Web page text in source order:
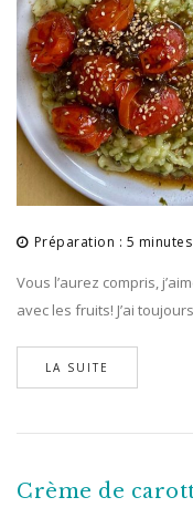
Préparation : 5 minutes
Vous l’aurez compris,
avec les fruits! J’ai
LA SUITE
Crème de